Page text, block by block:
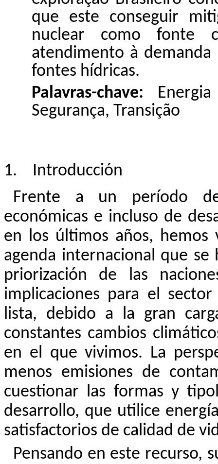
que este conseguir
nuclear comofonte
atendimento à
fontes hídricas.
Palavras-chave: Energia
Segurança, Transição
1.
Introducción
Frente a un período de
económicas e incluso de
en los últimos años,
agenda internacional que
priorización de las
implicaciones para el
lista, debido a la gran
constantes cambios
en el que vivimos. La
menos emisiones de
cuestionar las formas y
desarrollo, que utilice
satisfactorios de calidad de
Pensando en este recurso,